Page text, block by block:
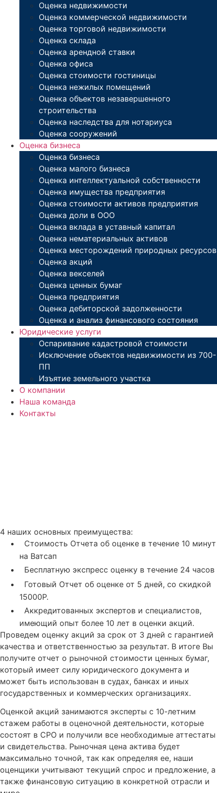
Оценка недвижимости
Оценка коммерческой недвижимости
Оценка торговой недвижимости
Оценка склада
Оценка арендной ставки
Оценка офиса
Оценка стоимости гостиницы
Оценка нежилых помещений
Оценка объектов незавершенного
строительства
Оценка наследства для нотариуса
Оценка сооружений
Оценка бизнеса
Оценка бизнеса
Оценка малого бизнеса
Оценка интеллектуальной собственности
Оценка имущества предприятия
Оценка стоимости активов предприятия
Оценка доли в ООО
Оценка вклада в уставный капитал
Оценка нематериальных активов
Оценка месторождений природных ресурсов
Оценка акций
Оценка векселей
Оценка ценных бумаг
Оценка предприятия
Оценка дебиторской задолженности
Оценка и анализ финансового состояния
Юридические услуги
Оспаривание кадастровой стоимости
Исключение объектов недвижимости из 700-
ПП
Изъятие земельного участка
О компании
Наша команда
Контакты
4 наших основных преимущества:
Стоимость Отчета об оценке в течение 10 минут
на Ватсап
Бесплатную экспресс оценку в течение 24 часов
Готовый Отчет об оценке от 5 дней, со скидкой
15000Р.
Аккредитованных экспертов и специалистов,
имеющий опыт более 10 лет в оценки акций.
Проведем оценку акций за срок от 3 дней с гарантией
качества и ответственностью за результат. В итоге Вы
получите отчет о рыночной стоимости ценных бумаг,
который имеет силу юридического документа и
может быть использован в судах, банках и иных
государственных и коммерческих организациях.
Оценкой акций занимаются эксперты с 10-летним
стажем работы в оценочной деятельности, которые
состоят в СРО и получили все необходимые аттестаты
и свидетельства. Рыночная цена актива будет
максимально точной, так как определяя ее, наши
оценщики учитывают текущий спрос и предложение, а
также финансовую ситуацию в конкретной отрасли и